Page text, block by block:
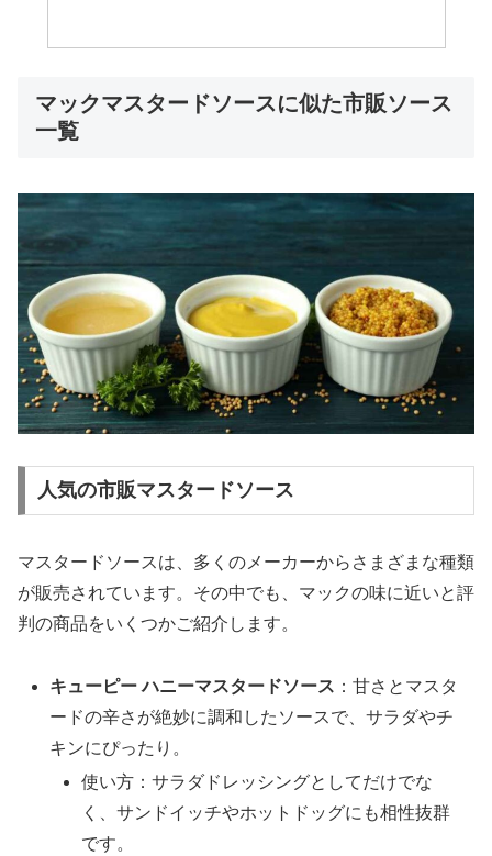
マックマスタードソースに似た市販ソース
一覧
人気の市販マスタードソース
マスタードソースは、多くのメーカーからさまざまな種類
が販売されています。その中でも、マックの味に近いと評
判の商品をいくつかご紹介します。
キューピー ハニーマスタードソース ：甘さとマスタ
ードの辛さが絶妙に調和したソースで、サラダやチ
キンにぴったり。
使い方：サラダドレッシングとしてだけでな
く、サンドイッチやホットドッグにも相性抜群
です。